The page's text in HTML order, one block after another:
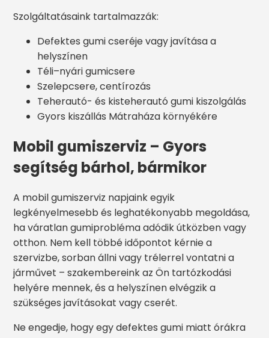
Szolgáltatásaink tartalmazzák:
Defektes gumi cseréje vagy javítása a
helyszínen
Téli–nyári gumicsere
Szelepcsere, centírozás
Teherautó- és kisteherautó gumi kiszolgálás
Gyors kiszállás Mátraháza környékére
Mobil gumiszerviz – Gyors
segítség bárhol, bármikor
A mobil gumiszerviz napjaink egyik
legkényelmesebb és leghatékonyabb megoldása,
ha váratlan gumiprobléma adódik útközben vagy
otthon. Nem kell többé időpontot kérnie a
szervizbe, sorban állni vagy trélerrel vontatni a
járművet – szakembereink az Ön tartózkodási
helyére mennek, és a helyszínen elvégzik a
szükséges javításokat vagy cserét.
Ne engedje, hogy egy defektes gumi miatt órákra